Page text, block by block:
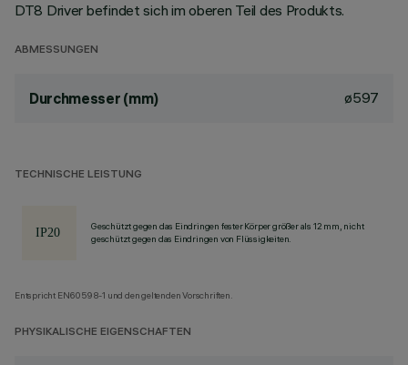
DT8 Driver befindet sich im oberen Teil des Produkts.
ABMESSUNGEN
Durchmesser (mm) ø597
TECHNISCHE LEISTUNG
Geschützt gegen das Eindringen fester Körper größer als 12 mm, nicht
geschützt gegen das Eindringen von Flüssigkeiten.
Entspricht EN60598-1 und den geltenden Vorschriften.
PHYSIKALISCHE EIGENSCHAFTEN